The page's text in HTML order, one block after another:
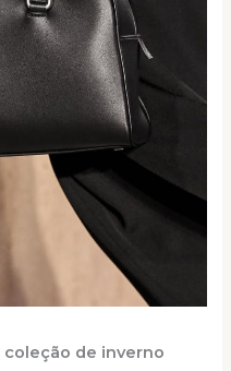
coleção de inverno